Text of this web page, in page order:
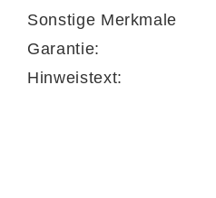
Sonstige Merkmale
Garantie:
Hinweistext: